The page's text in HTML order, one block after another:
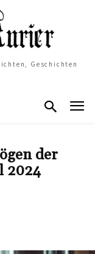
Geschichten
der
2024